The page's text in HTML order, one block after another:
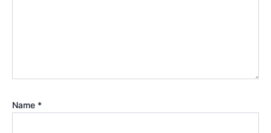
Name *